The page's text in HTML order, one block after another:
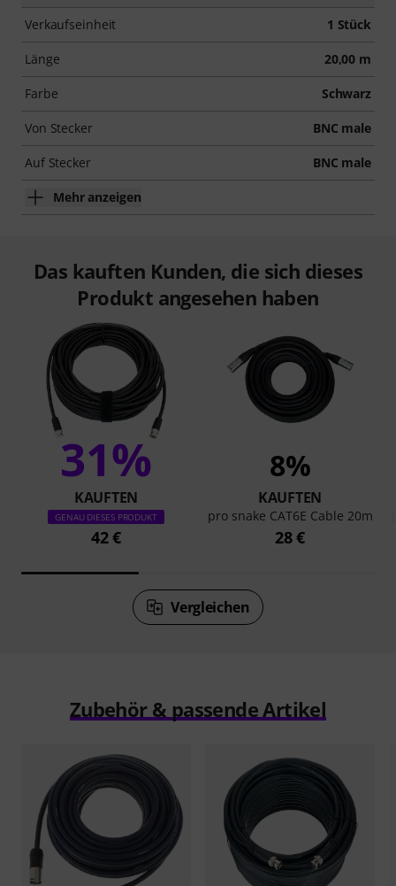
Verkaufseinheit 1 Stück
Länge 20,00 m
Farbe Schwarz
Von Stecker BNC male
Auf Stecker BNC male
Mehr anzeigen
Das kauften Kunden, die sich dieses
Produkt angesehen haben
31%
KAUFTEN
GENAU DIESES PRODUKT
42 €
8%
KAUFTEN
pro snake CAT6E Cable 20m
28 €
Vergleichen
Zubehör & passende Artikel